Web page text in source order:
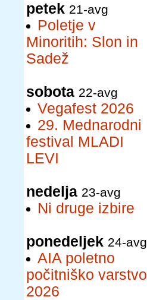
petek 21-avg
Poletje v
Minoritih: Slon in
Sadež
sobota 22-avg
Vegafest 2026
29. Mednarodni
festival MLADI
LEVI
nedelja 23-avg
Ni druge izbire
ponedeljek 24-avg
AIA poletno
počitniško varstvo
2026